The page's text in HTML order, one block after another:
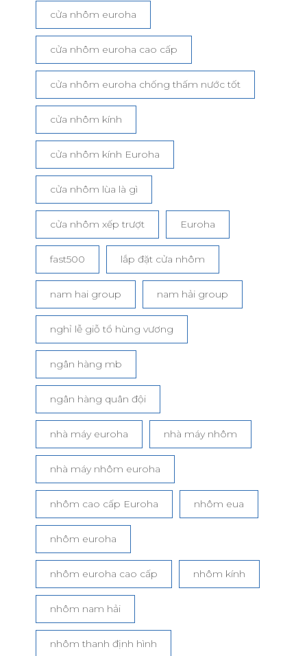
cửa nhôm euroha
cửa nhôm euroha cao cấp
cửa nhôm euroha chống thấm nước tốt
cửa nhôm kính
cửa nhôm kính Euroha
cửa nhôm lùa là gì
cửa nhôm xếp trượt Euroha
fast500 lắp đặt cửa nhôm
nam hai group nam hải group
nghỉ lễ giỗ tổ hùng vương
ngân hàng mb
ngân hàng quân đội
nhà máy euroha nhà máy nhôm
nhà máy nhôm euroha
nhôm cao cấp Euroha nhôm eua
nhôm euroha
nhôm euroha cao cấp nhôm kính
nhôm nam hải
nhôm thanh định hình